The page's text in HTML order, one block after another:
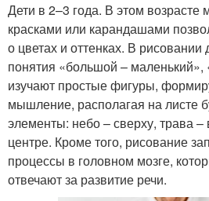
Дети в 2–3 года. В этом возрасте
красками или карандашами
о цветах и оттенках. В
понятия «большой – маленький»,
изучают простые фигуры,
мышление, располагая на листе
элементы: небо – сверху, трава –
центре. Кроме того, рисование
процессы в головном мозге,
отвечают за развитие речи.